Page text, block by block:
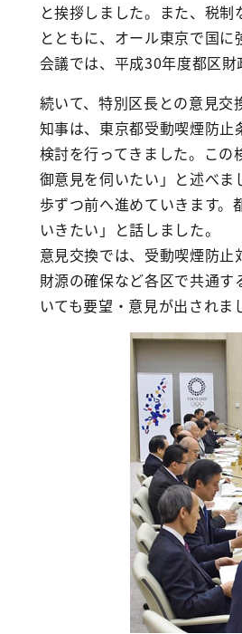
と挨拶しました。また、税
とともに、オール東京で国に
会議では、平成30年度都区財
続いて、特別区長との意見交
知事は、東京都受動喫煙防
検討を行ってきました。こ
御意見を伺いたい」と述べ
歩ずつ前へ進めていきます
いきたい」と話しました。
意見交換では、受動喫煙防
財源の確保など各区で共通
いても要望・意見が出されま